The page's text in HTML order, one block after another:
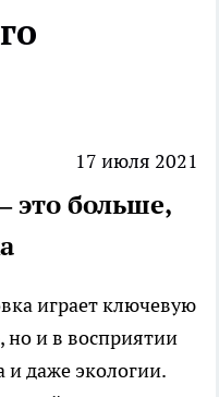
17 июля 2021
это больше,
играет ключевую
но и в восприятии
и даже экологии.